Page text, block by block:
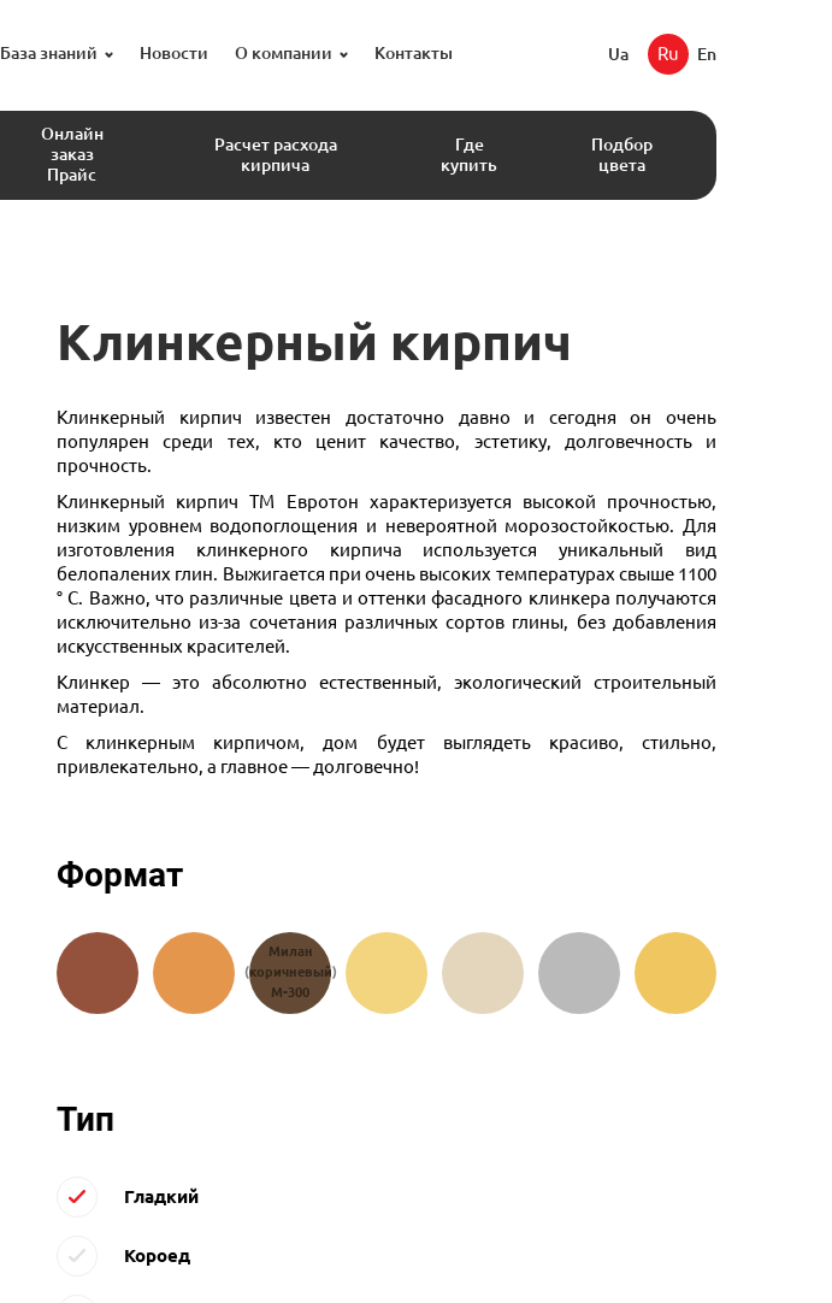
База знаний Новости О компании Контакты Ua Ru En
Онлайн
заказ
Прайс
Расчет расхода
кирпича
Где
купить
Подбор
цвета
Клинкерный кирпич
Клинкерный кирпич известен достаточно давно и сегодня он очень
популярен среди тех, кто ценит качество, эстетику, долговечность и
прочность.
Клинкерный кирпич ТМ Евротон характеризуется высокой прочностью,
низким уровнем водопоглощения и невероятной морозостойкостью. Для
изготовления клинкерного кирпича используется уникальный вид
белопалених глин. Выжигается при очень высоких температурах свыше 1100
° С. Важно, что различные цвета и оттенки фасадного клинкера получаются
исключительно из-за сочетания различных сортов глины, без добавления
искусственных красителей.
Клинкер — это абсолютно естественный, экологический строительный
материал.
С клинкерным кирпичом, дом будет выглядеть красиво, стильно,
привлекательно, а главное — долговечно!
Формат
(персиковый)
Милан
(коричневый)
М-300
Тип
Гладкий
Короед